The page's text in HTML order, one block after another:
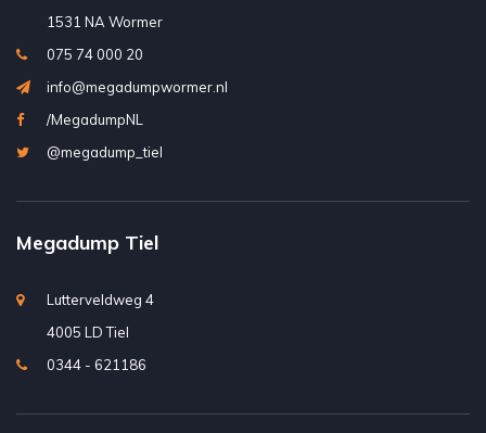
1531 NA Wormer
075 74 000 20
info@megadumpwormer.nl
/MegadumpNL
@megadump_tiel
Megadump Tiel
Lutterveldweg 4
4005 LD Tiel
0344 - 621186